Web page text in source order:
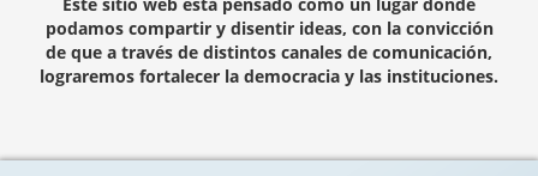
podamos compartir y disentir ideas, con la convicción
de que a través de distintos canales de comunicación,
lograremos fortalecer la democracia y las instituciones.